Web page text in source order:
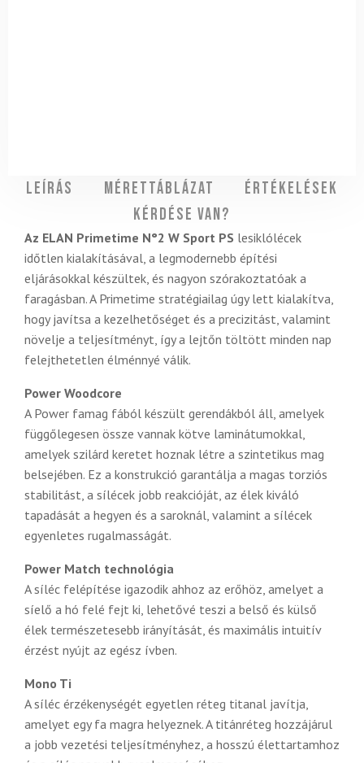
Leírás Mérettáblázat
Értékelések
Kérdése van?
Az ELAN Primetime N°2 W Sport PS lesiklólécek
időtlen kialakításával, a legmodernebb építési
eljárásokkal készültek, és nagyon szórakoztatóak a
faragásban. A Primetime stratégiailag úgy lett kialakítva,
hogy javítsa a kezelhetőséget és a precizitást, valamint
növelje a teljesítményt, így a lejtőn töltött minden nap
felejthetetlen élménnyé válik.
Power Woodcore
A Power famag fából készült gerendákból áll, amelyek
függőlegesen össze vannak kötve laminátumokkal,
amelyek szilárd keretet hoznak létre a szintetikus mag
belsejében. Ez a konstrukció garantálja a magas torziós
stabilitást, a sílécek jobb reakcióját, az élek kiváló
tapadását a hegyen és a saroknál, valamint a sílécek
egyenletes rugalmasságát.
Power Match technológia
A síléc felépítése igazodik ahhoz az erőhöz, amelyet a
síelő a hó felé fejt ki, lehetővé teszi a belső és külső
élek természetesebb irányítását, és maximális intuitív
érzést nyújt az egész ívben.
Mono Ti
A síléc érzékenységét egyetlen réteg titanal javítja,
amelyet egy fa magra helyeznek. A titánréteg hozzájárul
a jobb vezetési teljesítményhez, a hosszú élettartamhoz